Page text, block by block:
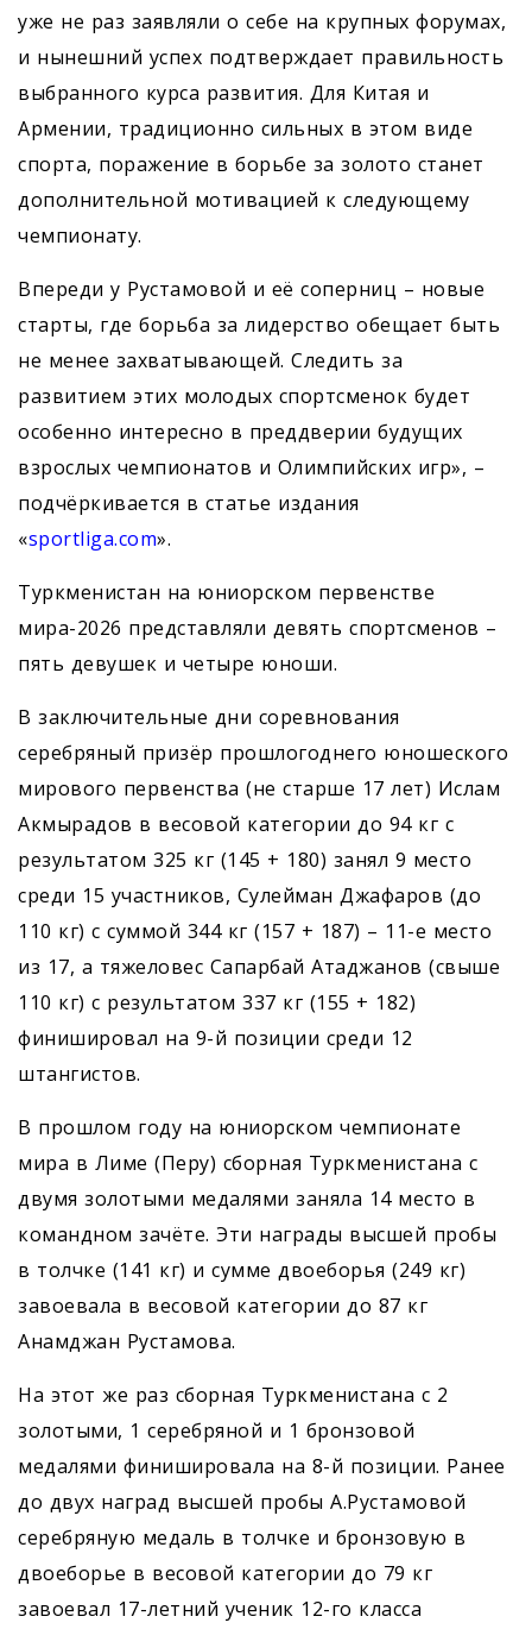
уже не раз заявляли о себе на крупных форумах,
и нынешний успех подтверждает правильность
выбранного курса развития. Для Китая и
Армении, традиционно сильных в этом виде
спорта, поражение в борьбе за золото станет
дополнительной мотивацией к следующему
чемпионату.
Впереди у Рустамовой и её соперниц – новые
старты, где борьба за лидерство обещает быть
не менее захватывающей. Следить за
развитием этих молодых спортсменок будет
особенно интересно в преддверии будущих
взрослых чемпионатов и Олимпийских игр», –
подчёркивается в статье издания
«sportliga.com».
Туркменистан на юниорском первенстве
мира-2026 представляли девять спортсменов –
пять девушек и четыре юноши.
В заключительные дни соревнования
серебряный призёр прошлогоднего юношеского
мирового первенства (не старше 17 лет) Ислам
Акмырадов в весовой категории до 94 кг с
результатом 325 кг (145 + 180) занял 9 место
среди 15 участников, Сулейман Джафаров (до
110 кг) с суммой 344 кг (157 + 187) – 11-е место
из 17, а тяжеловес Сапарбай Атаджанов (свыше
110 кг) с результатом 337 кг (155 + 182)
финишировал на 9-й позиции среди 12
штангистов.
В прошлом году на юниорском чемпионате
мира в Лиме (Перу) сборная Туркменистана с
двумя золотыми медалями заняла 14 место в
командном зачёте. Эти награды высшей пробы
в толчке (141 кг) и сумме двоеборья (249 кг)
завоевала в весовой категории до 87 кг
Анамджан Рустамова.
На этот же раз сборная Туркменистана с 2
золотыми, 1 серебряной и 1 бронзовой
медалями финишировала на 8-й позиции. Ранее
до двух наград высшей пробы А.Рустамовой
серебряную медаль в толчке и бронзовую в
двоеборье в весовой категории до 79 кг
завоевал 17-летний ученик 12-го класса